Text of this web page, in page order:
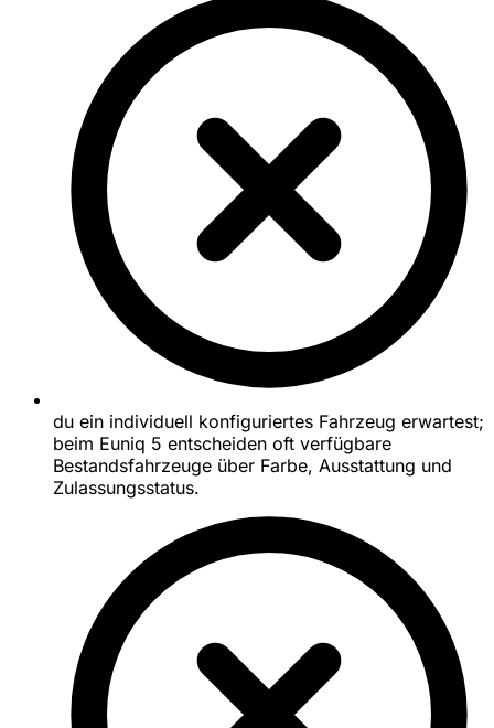
du ein individuell konfiguriertes Fahrzeug erwartest;
beim Euniq 5 entscheiden oft verfügbare
Bestandsfahrzeuge über Farbe, Ausstattung und
Zulassungsstatus.